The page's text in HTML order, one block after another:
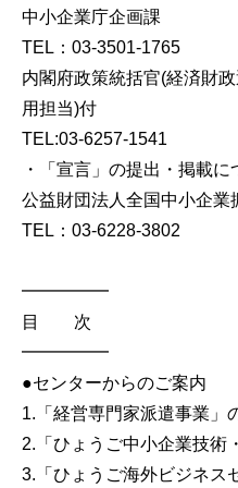
中小企業庁企画課
TEL：03-3501-1765
内閣府政策統括官(経済財
用担当)付
TEL:03-6257-1541
・「宣言」の提出・掲載に
公益財団法人全国中小企業
TEL：03-6228-3802
━━━━━
目 次
━━━━━
●センターからのご案内
1.「経営専門家派遣事業」
2.「ひょうご中小企業技術
3.「ひょうご海外ビジネス